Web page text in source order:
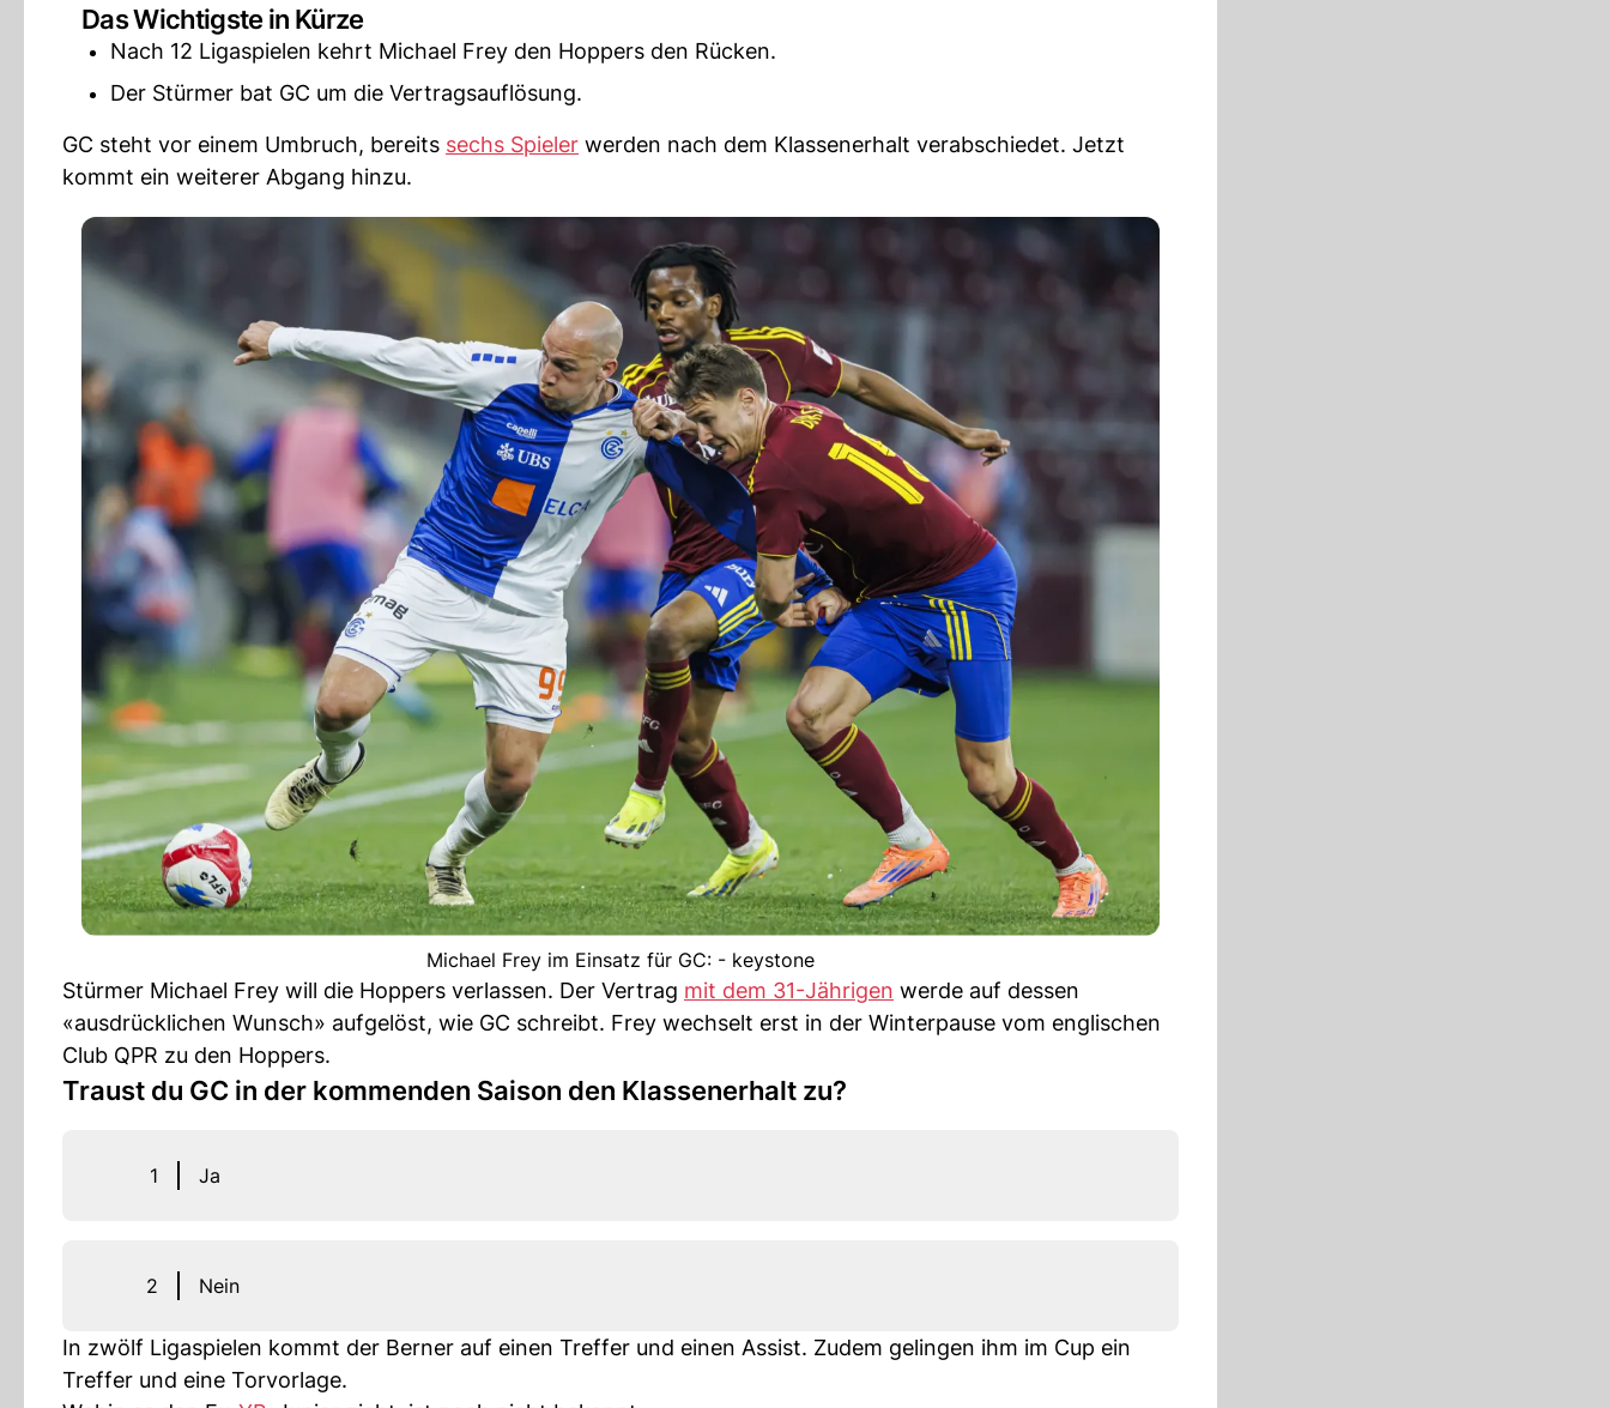
Das Wichtigste in Kürze
Nach 12 Ligaspielen kehrt Michael Frey den Hoppers den Rücken.
Der Stürmer bat GC um die Vertragsauflösung.
GC steht vor einem Umbruch, bereits sechs Spieler werden nach dem Klassenerhalt verabschiedet. Jetzt
kommt ein weiterer Abgang hinzu.
Michael Frey im Einsatz für GC: - keystone
Stürmer Michael Frey will die Hoppers verlassen. Der Vertrag mit dem 31-Jährigen werde auf dessen
«ausdrücklichen Wunsch» aufgelöst, wie GC schreibt. Frey wechselt erst in der Winterpause vom englischen
Club QPR zu den Hoppers.
Traust du GC in der kommenden Saison den Klassenerhalt zu?
1 Ja
2 Nein
In zwölf Ligaspielen kommt der Berner auf einen Treffer und einen Assist. Zudem gelingen ihm im Cup ein
Treffer und eine Torvorlage.